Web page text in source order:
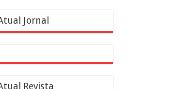
Jornal
Revista